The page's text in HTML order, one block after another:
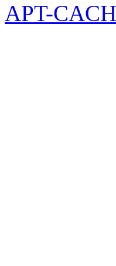
APT-